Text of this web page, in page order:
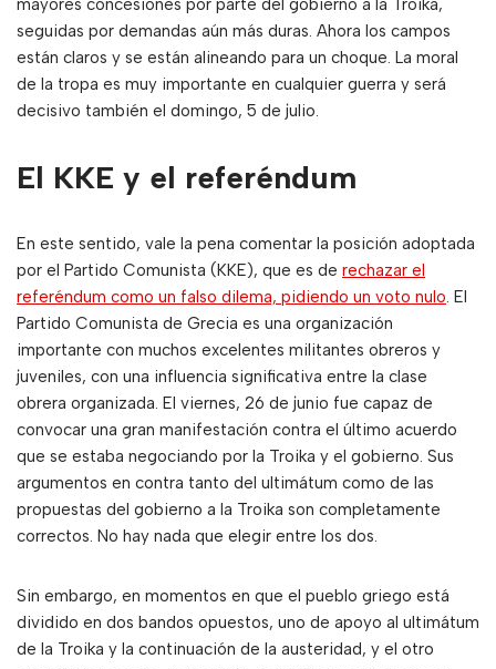
mayores concesiones por parte del gobierno a la Troika,
seguidas por demandas aún más duras. Ahora los campos
están claros y se están alineando para un choque. La moral
de la tropa es muy importante en cualquier guerra y será
decisivo también el domingo, 5 de julio.
El KKE y el referéndum
En este sentido, vale la pena comentar la posición adoptada
por el Partido Comunista (KKE), que es de rechazar el
referéndum como un falso dilema, pidiendo un voto nulo. El
Partido Comunista de Grecia es una organización
importante con muchos excelentes militantes obreros y
juveniles, con una influencia significativa entre la clase
obrera organizada. El viernes, 26 de junio fue capaz de
convocar una gran manifestación contra el último acuerdo
que se estaba negociando por la Troika y el gobierno. Sus
argumentos en contra tanto del ultimátum como de las
propuestas del gobierno a la Troika son completamente
correctos. No hay nada que elegir entre los dos.
Sin embargo, en momentos en que el pueblo griego está
dividido en dos bandos opuestos, uno de apoyo al ultimátum
de la Troika y la continuación de la austeridad, y el otro